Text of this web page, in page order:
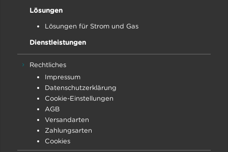
Lösungen
Lösungen für Strom und Gas
Dienstleistungen
Rechtliches
Impressum
Datenschutz­erklärung
Cookie-Einstellungen
AGB
Versandarten
Zahlungsarten
Cookies